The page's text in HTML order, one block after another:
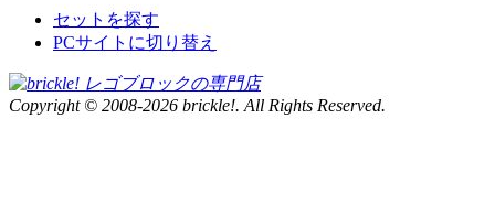
セットを探す
PCサイトに切り替え
Copyright © 2008-2026 brickle!. All Rights Reserved.